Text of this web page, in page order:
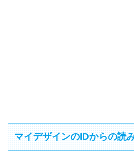
マイデザインのIDからの読